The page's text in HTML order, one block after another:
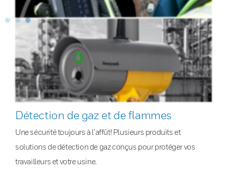
Détection de gaz et de flammes
Une sécurité toujours à l’affût! Plusieurs produits et
solutions de détection de gaz conçus pour protéger vos
travailleurs et votre usine.